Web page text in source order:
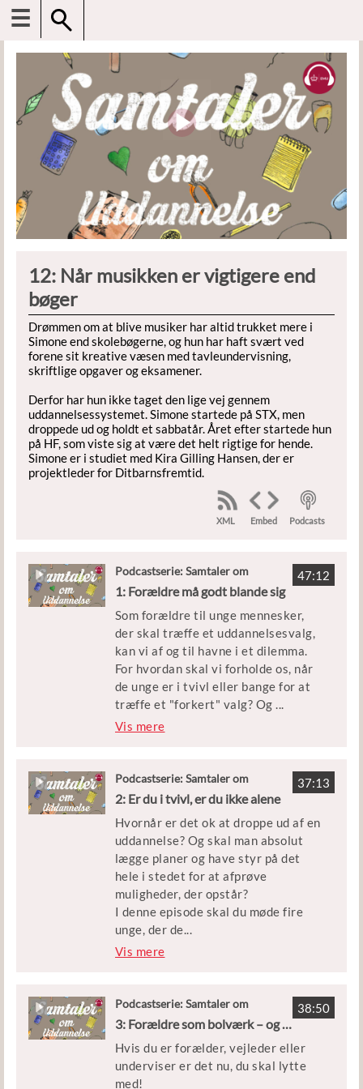
☰
12: Når musikken er vigtigere end
bøger
Drømmen om at blive musiker har altid trukket mere i
Simone end skolebøgerne, og hun har haft svært ved
forene sit kreative væsen med tavleundervisning,
skriftlige opgaver og eksamener.
Derfor har hun ikke taget den lige vej gennem
uddannelsessystemet. Simone startede på STX, men
droppede ud og holdt et sabbatår. Året efter startede hun
på HF, som viste sig at være det helt rigtige for hende.
Simone er i studiet med Kira Gilling Hansen, der er
projektleder for Ditbarnsfremtid.
XML Embed Podcasts
47:12
Podcastserie: Samtaler om
Uddannelse
1: Forældre må godt blande sig
Som forældre til unge mennesker,
der skal træffe et uddannelsesvalg,
kan vi af og til havne i et dilemma.
For hvordan skal vi forholde os, når
de unge er i tvivl eller bange for at
træffe et "forkert" valg? Og ...
hvad gør vi, når de unge kommer med
I denne episode taler vi med
Thomsen og uddannelsesvejleder og
formand for Danmarks
Vejlederforening Karina Meinecke.
Rie Thomsen er både mor og
professor. Og hun træder ud og ind af
begge roller, når hun fortæller om,
hvordan hun selv forsøger at holde
sine egne børns overvejelser om
uddannelse eller job.
Karina Meinecke deler sine
erfaringer som uddannelsesvejleder
Vis mere
37:13
Podcastserie: Samtaler om
Uddannelse
2: Er du i tvivl, er du ikke alene
Hvornår er det ok at droppe ud af en
uddannelse? Og skal man absolut
lægge planer og have styr på det
hele i stedet for at afprøve
muligheder, der opstår?
I denne episode skal du møde fire
unge, der de...
ler deres personlige historier for at
ungdomsuddannelse.
Kathrine ville egentlig være
politibetjent, men var ikke høj nok.
Nicklas ville være bankmand - og nu
Vis mere
38:50
Podcastserie: Samtaler om
Uddannelse
3: Forældre som bolværk – og modige rollemodeller
Hvis du er forælder, vejleder eller
underviser er det nu, du skal lytte
med!